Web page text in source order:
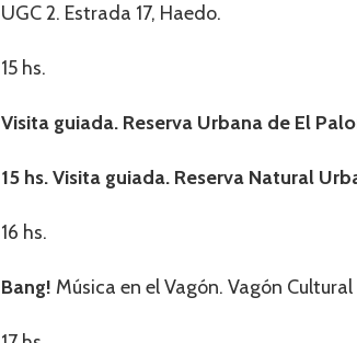
UGC 2. Estrada 17, Haedo.
15 hs.
Visita guiada. Reserva Urbana de El
15 hs. Visita guiada. Reserva Natural
16 hs.
Bang! Música en el Vagón. Vagón